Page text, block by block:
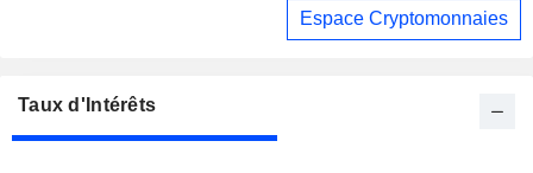
Espace Cryptomonnaies
Taux d'Intérêts